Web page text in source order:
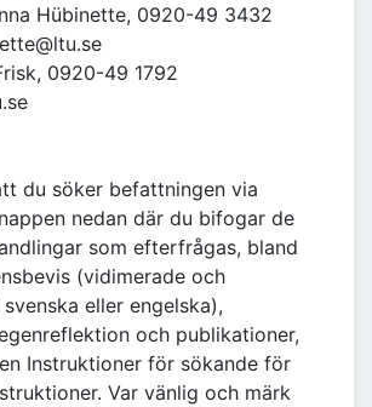
Hübinette, 0920-49 3432
0920-49 1792
du söker befattningen via
nedan där du bifogar de
som efterfrågas, bland
(vidimerade och
eller engelska),
och publikationer,
Instruktioner för sökande för
Var vänlig och märk